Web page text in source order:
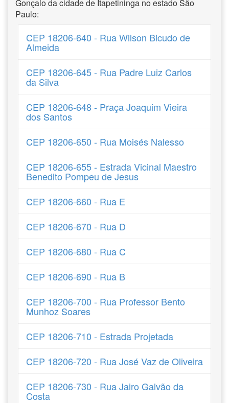
Gonçalo da cidade de Itapetininga no estado São
Paulo:
CEP 18206-640 - Rua Wilson Bicudo de
Almeida
CEP 18206-645 - Rua Padre Luiz Carlos
da Silva
CEP 18206-648 - Praça Joaquim Vieira
dos Santos
CEP 18206-650 - Rua Moisés Nalesso
CEP 18206-655 - Estrada Vicinal Maestro
Benedito Pompeu de Jesus
CEP 18206-660 - Rua E
CEP 18206-670 - Rua D
CEP 18206-680 - Rua C
CEP 18206-690 - Rua B
CEP 18206-700 - Rua Professor Bento
Munhoz Soares
CEP 18206-710 - Estrada Projetada
CEP 18206-720 - Rua José Vaz de Oliveira
CEP 18206-730 - Rua Jairo Galvão da
Costa